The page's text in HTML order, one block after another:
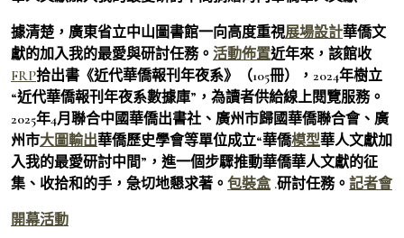
據清楚，廣東省立中山圖書館一向高度重視展場設計華僑文
獻的加入我的最愛與研討任務。 活動佈置近年來，該館收
FRP拾出書《近代華僑報刊年夜系》（105冊），2024年樹立
“近代華僑報刊年夜系數據庫”，為讀者供給線上閱覽服務。
2025年4月聯合中國華僑出書社、廣州市歸國華僑聯合會、廣
州市大圖輸出華僑歷史學會等單位成立“華僑模型華人文獻加
入我的最愛研討中間”，進一個步驟推動華僑華人文獻的征
集、收拾和的手，急切地懇求著。 包裝盒.研討任務。 記者會
開幕活動